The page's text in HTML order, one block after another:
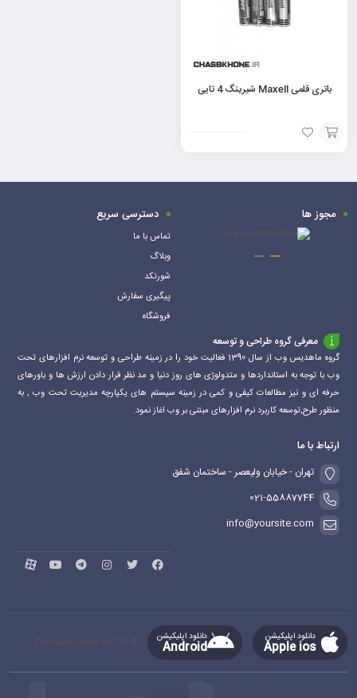
باتری قلمی Maxell شیرینگ 4 تایی
افزودن
به
مجوز ها دسترسی سریع
تماس با ما
وبلاگ
شورتکد
پیگیری سفارش
فروشگاه
معرفی گروه طراحی و توسعه
گروه ماهدیس وب از سال 1390 فعالیت خود را در زمینه طراحی و توسعه نرم افزارهای تحت
وب با توجه به استانداردها و متدولوژی های روز دنیا و مد نظر قرار دادن ارزش ها و باورهای
حرفه ای و نیز مطالعات کیفی و کمی در زمینه سیستم های یکپارچه مدیریت تحت وب , به
منظور طرح,توسعه کاربرد نرم افزارهای مبتنی بر وب اغاز نمود.
ارتباط با ما
تهران - خیابان ولیعصر - ساختمان شفق
021-55887744
info@yoursite.com
دانلود اپلیکیشن
Apple ios
دانلود اپلیکیشن
Android